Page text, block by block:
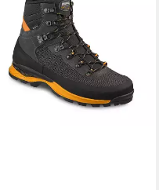
ab 260,91 € UVP
-10%